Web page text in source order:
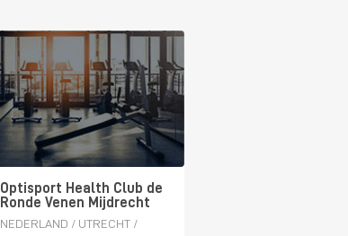
Optisport Health Club de
Ronde Venen Mijdrecht
NEDERLAND / UTRECHT /